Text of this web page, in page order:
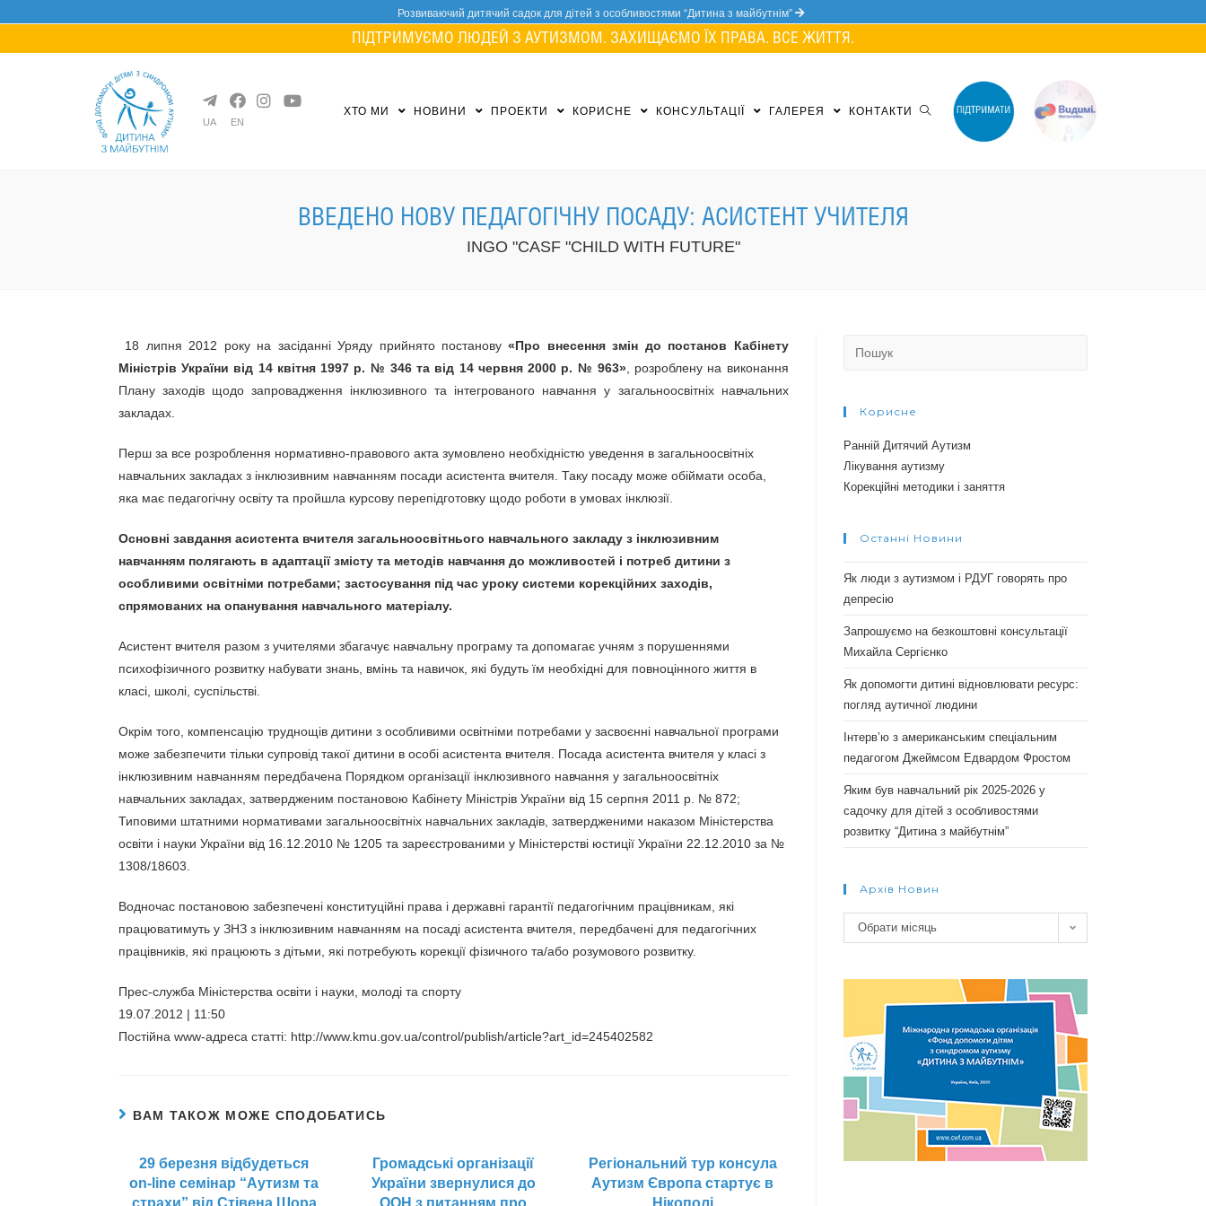
content
Розвиваючий дитячий садок для дітей з особливостями “Дитина з майбутнім”
ПІДТРИМУЄМО ЛЮДЕЙ З АУТИЗМОМ. ЗАХИЩАЄМО ЇХ ПРАВА. ВСЕ ЖИТТЯ.
UA EN
ХТО МИ НОВИНИ ПРОЕКТИ КОРИСНЕ КОНСУЛЬТАЦІЇ ГАЛЕРЕЯ КОНТАКТИ
ВВЕДЕНО НОВУ ПЕДАГОГІЧНУ ПОСАДУ: АСИСТЕНТ УЧИТЕЛЯ
INGO "CASF "CHILD WITH FUTURE"
18 липня 2012 року на засіданні Уряду прийнято постанову«Про внесення змін до постанов Кабінету
Міністрів України від 14 квітня 1997 р. № 346 та від 14 червня 2000 р. № 963», розроблену на виконання
Плану заходів щодо запровадження інклюзивного та інтегрованого навчання у загальноосвітніх навчальних
закладах.
Перш за все розроблення нормативно-правового акта зумовлено необхідністю уведення в загальноосвітніх
навчальних закладах з інклюзивним навчанням посади асистента вчителя. Таку посаду може обіймати особа,
яка має педагогічну освіту та пройшла курсову перепідготовку щодо роботи в умовах інклюзії.
Основні завдання асистента вчителя загальноосвітнього навчального закладу з інклюзивним
навчанням полягають в адаптації змісту та методів навчання до можливостей і потреб дитини з
особливими освітніми потребами; застосування під час уроку системи корекційних заходів,
спрямованих на опанування навчального матеріалу.
Асистент вчителя разом з учителями збагачує навчальну програму та допомагає учням з порушеннями
психофізичного розвитку набувати знань, вмінь та навичок, які будуть їм необхідні для повноцінного життя в
класі, школі, суспільстві.
Окрім того, компенсацію труднощів дитини з особливими освітніми потребами у засвоєнні навчальної програми
може забезпечити тільки супровід такої дитини в особі асистента вчителя. Посада асистента вчителя у класі з
інклюзивним навчанням передбачена Порядком організації інклюзивного навчання у загальноосвітніх
навчальних закладах, затвердженим постановою Кабінету Міністрів України від 15 серпня 2011 р. № 872;
Типовими штатними нормативами загальноосвітніх навчальних закладів, затвердженими наказом Міністерства
освіти і науки України від 16.12.2010 № 1205 та зареєстрованими у Міністерстві юстиції України 22.12.2010 за №
1308/18603.
Водночас постановою забезпечені конституційні права і державні гарантії педагогічним працівникам, які
працюватимуть у ЗНЗ з інклюзивним навчанням на посаді асистента вчителя, передбачені для педагогічних
працівників, які працюють з дітьми, які потребують корекції фізичного та/або розумового розвитку.
Прес-служба Міністерства освіти і науки, молоді та спорту
19.07.2012 | 11:50
Постійна www-адреса статті: http://www.kmu.gov.ua/control/publish/article?art_id=245402582
ВАМ ТАКОЖ МОЖЕ СПОДОБАТИСЬ
29 березня відбудеться
on-line семінар “Аутизм та
страхи” від Стівена Шора
Громадські організації
України звернулися до
ООН з питанням про
Регіональний тур консула
Аутизм Європа стартує в
Нікополі
Корисне
Ранній Дитячий Аутизм
Лікування аутизму
Корекційні методики і заняття
Останні Новини
Як люди з аутизмом і РДУГ говорять про
депресію
Запрошуємо на безкоштовні консультації
Михайла Сергієнко
Як допомогти дитині відновлювати ресурс:
погляд аутичної людини
Інтерв’ю з американським спеціальним
педагогом Джеймсом Едвардом Фростом
Яким був навчальний рік 2025-2026 у
садочку для дітей з особливостями
розвитку “Дитина з майбутнім”
Архів Новин
Архів
новин
Обрати місяць